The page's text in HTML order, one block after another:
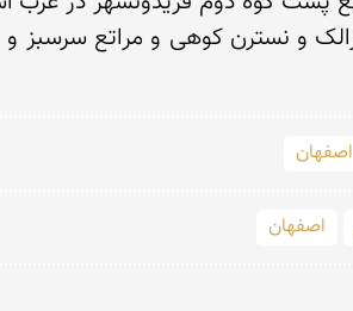
اصفهان
اصفهان